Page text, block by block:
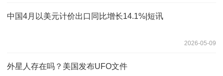
中国4月以美元计价出口同比增长14.1%|短讯
2026-05-09
外星人存在吗？美国发布UFO文件